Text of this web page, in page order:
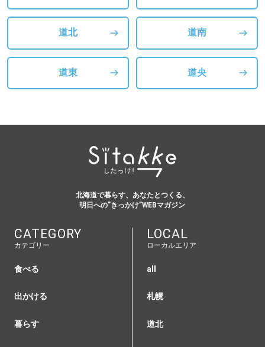
道北 道南
道東 道央
北海道で暮らす、あなたとつくる、
明日への”きっかけ”WEBマガジン
CATEGORY
カテゴリー
食べる
出かける
暮らす
LOCAL
ローカルエリア
all
札幌
道北